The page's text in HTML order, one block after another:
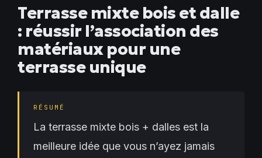
Terrasse mixte bois et dalle
: réussir l’association des
matériaux pour une
terrasse unique
RÉSUMÉ
La terrasse mixte bois + dalles est la
meilleure idée que vous n’ayez jamais